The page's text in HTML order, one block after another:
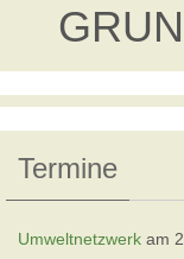
Termine
Umweltnetzwerk am